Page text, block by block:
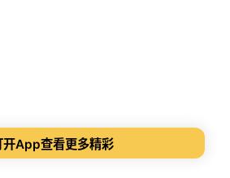
开App查看更多精彩